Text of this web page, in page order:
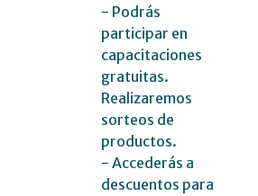
- Podrás
participar en
capacitaciones
gratuitas.
Realizaremos
sorteos de
productos.
- Accederás a
descuentos para